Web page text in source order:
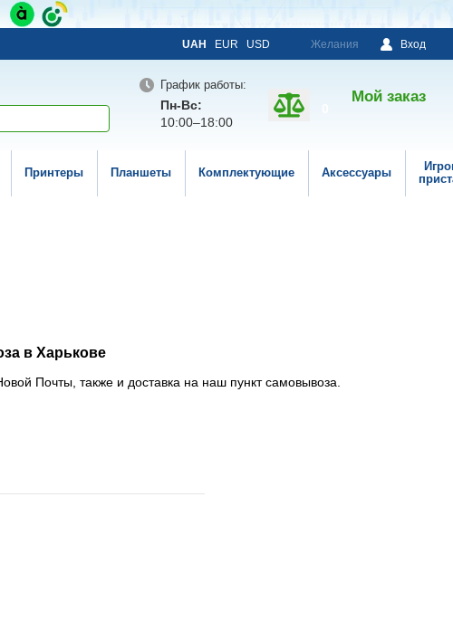
UAH EUR USD Желания Вход
График работы:
Пн-Вс:
10:00–18:00
Мой заказ
Принтеры Планшеты Комплектующие Аксессуары
в Харькове
Почты, также и доставка на наш пункт самовывоза.